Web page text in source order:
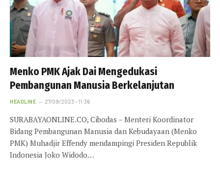
Menko PMK Ajak Dai Mengedukasi
Pembangunan Manusia Berkelanjutan
HEADLINE 27/09/2023 - 11:36
SURABAYAONLINE.CO, Cibodas – Menteri Koordinator
Bidang Pembangunan Manusia dan Kebudayaan (Menko
PMK) Muhadjir Effendy mendampingi Presiden Republik
Indonesia Joko Widodo…